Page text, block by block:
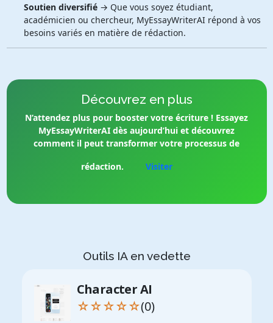
Soutien diversifié→ Que vous soyez étudiant,
académicien ou chercheur, MyEssayWriterAI répond à vos
besoins variés en matière de rédaction.
Découvrez en plus
N’attendez plus pour booster votre écriture ! Essayez
MyEssayWriterAI dès aujourd’hui et découvrez
comment il peut transformer votre processus de
rédaction.
Visiter
Outils IA en vedette
Character AI
☆☆☆☆☆(0)